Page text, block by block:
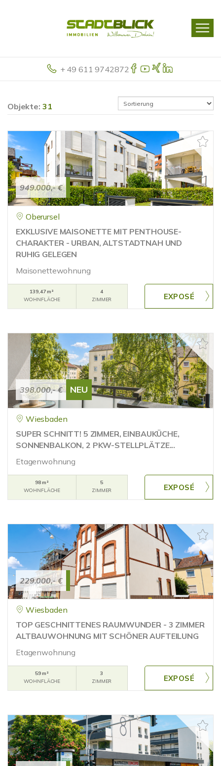
+ 49 611 9742872
Objekte: 31
949.000,- €
Oberursel
EXKLUSIVE MAISONETTE MIT PENTHOUSE-
CHARAKTER - URBAN, ALTSTADTNAH UND
RUHIG GELEGEN
Maisonettewohnung
139,47 m²
WOHNFLÄCHE
4
ZIMMER
398.000,- € NEU
Wiesbaden
SUPER SCHNITT! 5 ZIMMER, EINBAUKÜCHE,
SONNENBALKON, 2 PKW-STELLPLÄTZE...
Etagenwohnung
98 m²
WOHNFLÄCHE
5
ZIMMER
229.000,- €
Wiesbaden
TOP GESCHNITTENES RAUMWUNDER - 3 ZIMMER
ALTBAUWOHNUNG MIT SCHÖNER AUFTEILUNG
Etagenwohnung
59 m²
WOHNFLÄCHE
3
ZIMMER